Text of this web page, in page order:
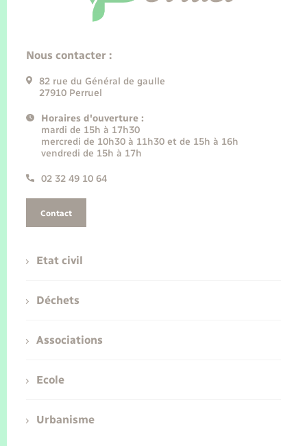
Nous contacter :
82 rue du Général de gaulle
27910 Perruel
Horaires d'ouverture :
mardi de 15h à 17h30
mercredi de 10h30 à 11h30 et de 15h à 16h
vendredi de 15h à 17h
02 32 49 10 64
Contact
Etat civil
Déchets
Associations
Ecole
Urbanisme